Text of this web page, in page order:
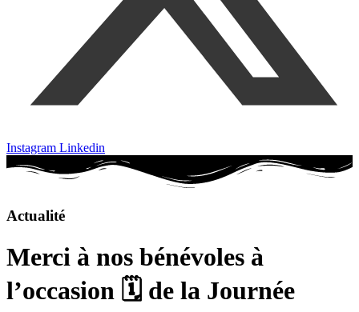
Instagram Linkedin
Actualité
Merci à nos bénévoles à
l’occasion 🗓️ de la Journée